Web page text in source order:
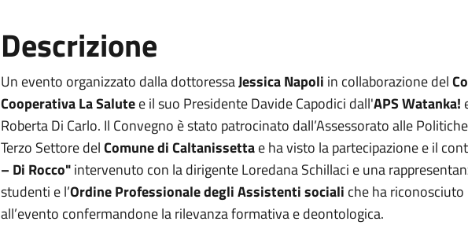
Descrizione
Un evento organizzato dalla dottoressaJessica Napoli in collaborazione del
Cooperativa LaSalutee il suo Presidente Davide Capodici dall'APS Watanka!
Roberta Di Carlo. Il Convegno è stato patrocinato dall’Assessorato alle
Terzo Settore delComune di Caltanissettae ha visto la partecipazione e il
– Di Rocco"intervenuto con la dirigente Loredana Schillaci e una
studenti e l’Ordine Professionale degli Assistenti sociali che ha
all’evento confermandone la rilevanza formativa e deontologica.